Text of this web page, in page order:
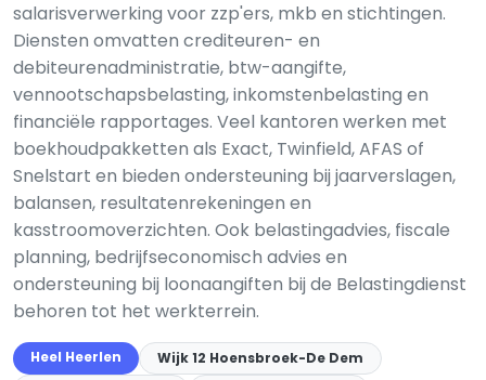
salarisverwerking voor zzp'ers, mkb en stichtingen.
Diensten omvatten crediteuren- en
debiteurenadministratie, btw-aangifte,
vennootschapsbelasting, inkomstenbelasting en
financiële rapportages. Veel kantoren werken met
boekhoudpakketten als Exact, Twinfield, AFAS of
Snelstart en bieden ondersteuning bij jaarverslagen,
balansen, resultatenrekeningen en
kasstroomoverzichten. Ook belastingadvies, fiscale
planning, bedrijfseconomisch advies en
ondersteuning bij loonaangiften bij de Belastingdienst
behoren tot het werkterrein.
Heel Heerlen
Wijk 12 Hoensbroek-De Dem